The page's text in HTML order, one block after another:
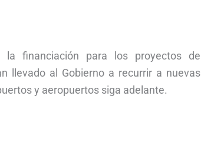
financiación para los proyectos de
llevado al Gobierno a recurrir a nuevas
y aeropuertos siga adelante.